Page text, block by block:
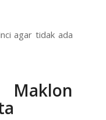
agar tidak ada